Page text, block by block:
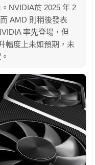
NVIDIA於 2025 年 2
AMD 則稍後發表
率先登場，但
幅度上未如預期，未